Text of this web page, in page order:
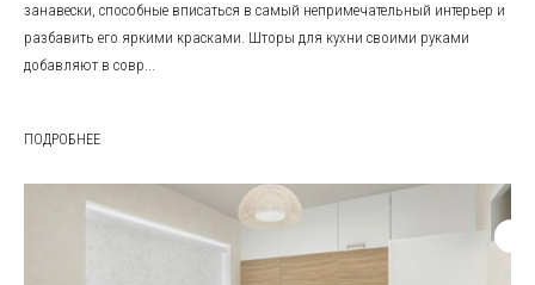
занавески, способные вписаться в самый непримечательный интерьер и
разбавить его яркими красками. Шторы для кухни своими руками
добавляют в совр...
ПОДРОБНЕЕ